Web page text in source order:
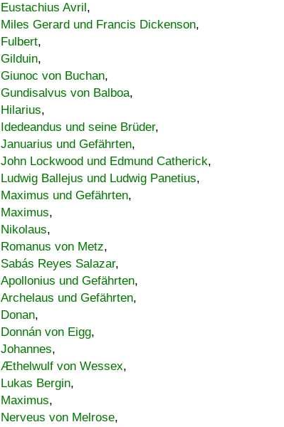
Eustachius Avril,
Miles Gerard und Francis Dickenson,
Fulbert,
Gilduin,
Giunoc von Buchan,
Gundisalvus von Balboa,
Hilarius,
Idedeandus und seine Brüder,
Januarius und Gefährten,
John Lockwood und Edmund Catherick,
Ludwig Ballejus und Ludwig Panetius,
Maximus und Gefährten,
Maximus,
Nikolaus,
Romanus von Metz,
Sabás Reyes Salazar,
Apollonius und Gefährten,
Archelaus und Gefährten,
Donan,
Donnán von Eigg,
Johannes,
Æthelwulf von Wessex,
Lukas Bergin,
Maximus,
Nerveus von Melrose,